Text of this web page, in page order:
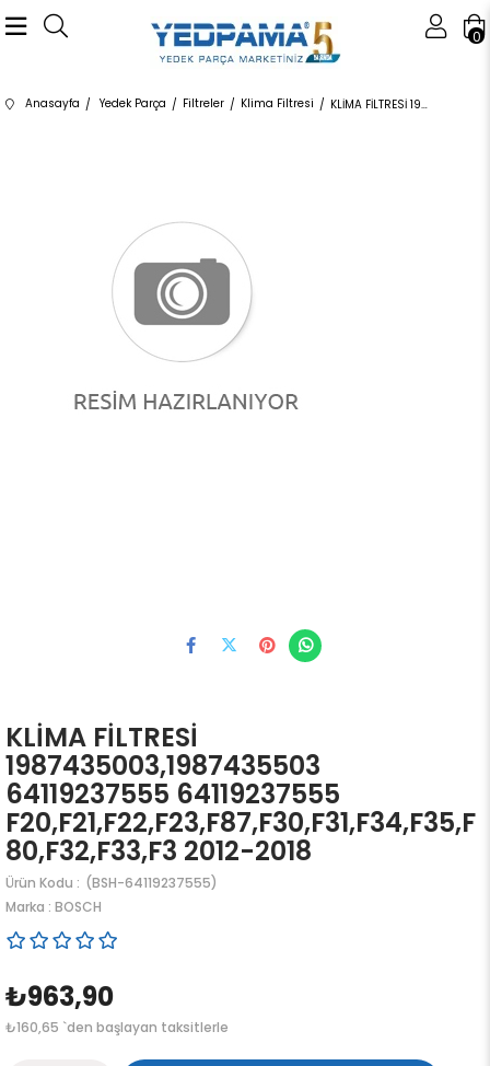
0
Anasayfa Yedek Parça Filtreler Klima Filtresi KLİMA FİLTRESİ 1987435003,1987435503 64119237555 64119237555 F20,F21,F22,F23,F87,F30,F31,F34,F35,F80,F32,F33,F3 2012-2018
KLİMA FİLTRESİ
1987435003,1987435503
64119237555 64119237555
F20,F21,F22,F23,F87,F30,F31,F34,F35,F
80,F32,F33,F3 2012-2018
(BSH-64119237555)
Marka : BOSCH
₺963,90
₺160,65 `den başlayan taksitlerle